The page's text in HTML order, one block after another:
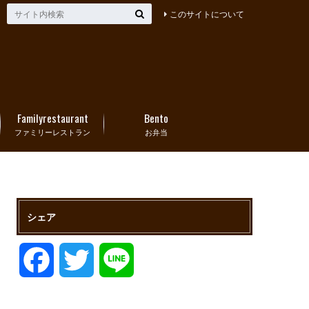
このサイトについて
ファミリーレストラン
Familyrestaurant
お弁当
Bento
シェア